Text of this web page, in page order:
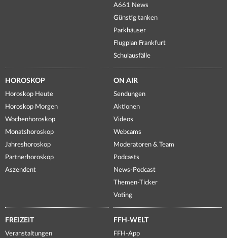
A661 News
Günstig tanken
Parkhäuser
Flugplan Frankfurt
Schulausfälle
HOROSKOP
Horoskop Heute
Horoskop Morgen
Wochenhoroskop
Monatshoroskop
Jahreshoroskop
Partnerhoroskop
Aszendent
ON AIR
Sendungen
Aktionen
Videos
Webcams
Moderatoren & Team
Podcasts
News-Podcast
Themen-Ticker
Voting
FREIZEIT
Veranstaltungen
FFH-WELT
FFH-App